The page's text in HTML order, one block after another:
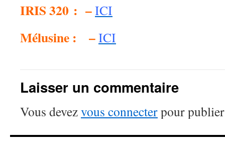
IRIS 320 : –ICI
Mélusine : –ICI
Laisser un commentaire
Vous devezvous connecterpour